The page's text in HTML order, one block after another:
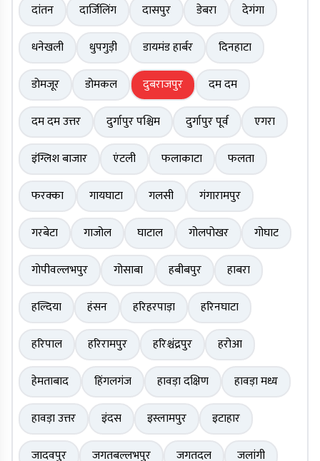
दांतन
दार्जिलिंग दासपुर डेबरा
देगंगा
धनेखली
धुपगुड़ी डायमंड हार्बर
दिनहाटा
डोमजूर
डोमकल दुबराजपुर
दम दम
दम दम उत्तर
दुर्गापुर पश्चिम दुर्गापुर पूर्व
एगरा
इंग्लिश बाजार
एंटली फलाकाटा
फलता
फरक्का
गायघाटा गलसी
गंगारामपुर
गरबेटा
गाजोल घाटाल गोलपोखर
गोघाट
गोपीवल्लभपुर
गोसाबा हबीबपुर
हाबरा
हल्दिया
हंसन हरिहरपाड़ा
हरिनघाटा
हरिपाल
हरिरामपुर हरिश्चंद्रपुर
हरोआ
हेमताबाद
हिंगलगंज हावड़ा दक्षिण
हावड़ा मध्य
हावड़ा उत्तर
इंदस इस्लामपुर
इटाहार
जादवपुर
जगतबल्लभपुर जगतदल
जलांगी